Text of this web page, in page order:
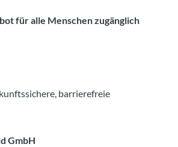
für alle Menschen zugänglich
barrierefreie
GmbH